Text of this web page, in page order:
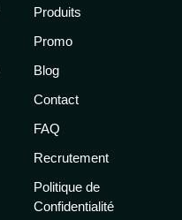
Produits
Promo
Blog
Contact
FAQ
Recrutement
Politique de
Confidentialité